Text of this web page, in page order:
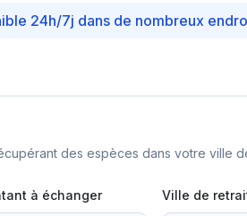
24h/7j dans de nombreux
des espèces dans votre ville
à échanger Ville de